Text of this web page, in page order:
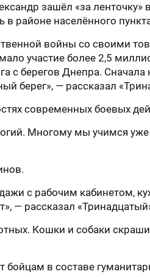
зашёл «за
районе населённого
войны со своими
участие более 2,5
с берегов Днепра.
берег», — рассказал
современных боевых
Многому мы учимся
с рабочим кабинетом,
— рассказал
Кошки и собаки
в составе